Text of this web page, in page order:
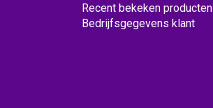
Recent bekeken producten
Bedrijfsgegevens klant